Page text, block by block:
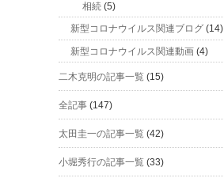
相続 (5)
新型コロナウイルス関連ブログ (14)
新型コロナウイルス関連動画 (4)
二木克明の記事一覧 (15)
全記事 (147)
太田圭一の記事一覧 (42)
小堀秀行の記事一覧 (33)